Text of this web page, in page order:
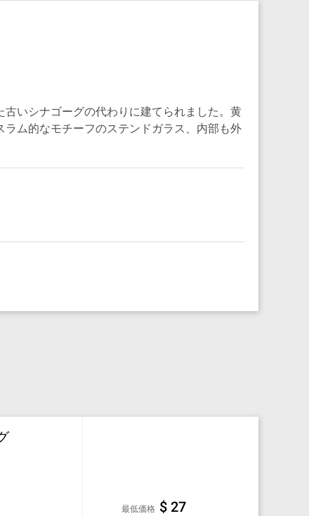
いシナゴーグの代わりに建てられました。黄
ム的なモチーフのステンドガラス、内部も外
最低価格 $ 27